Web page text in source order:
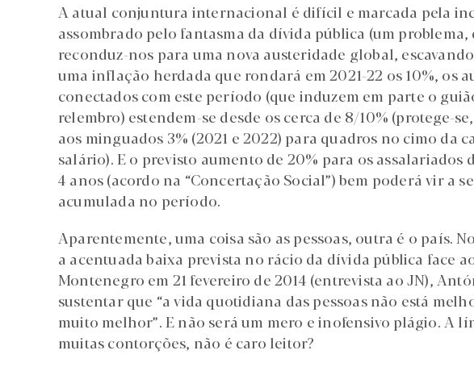
A atual conjuntura internacional é difícil e marcada pela
assombrado pelo fantasma da dívida pública (um
reconduz-nos para uma nova austeridade global,
uma inflação herdada que rondará em 2021-22 os 10%, os
conectados com este período (que induzem em parte o
relembro) estendem-se desde os cerca de 8/10% (protege-
aos minguados 3% (2021 e 2022) para quadros no cimo da
salário). E o previsto aumento de 20% para os
4 anos (acordo na “Concertação Social”) bem poderá vir a
acumulada no período.
Aparentemente, uma coisa são as pessoas, outra é o país.
a acentuada baixa prevista no rácio da dívida pública face
Montenegro em 21 fevereiro de 2014 (entrevista ao JN),
sustentar que “a vida quotidiana das pessoas não está
muito melhor”. E não será um mero e inofensivo plágio. A
muitas contorções, não é caro leitor?